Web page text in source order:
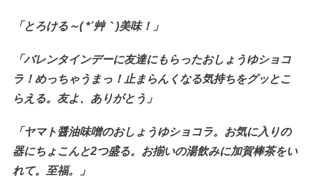
「とろける～( *´艸｀)美味！」
「バレンタインデーに友達にもらったおしょうゆショコ
ラ！めっちゃうまっ！止まらんくなる気持ちをグッとこ
らえる。友よ、ありがとう」
「ヤマト醤油味噌のおしょうゆショコラ。お気に入りの
器にちょこんと2つ盛る。お揃いの湯飲みに加賀棒茶をい
れて。至福。」